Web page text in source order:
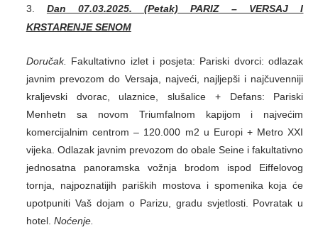
Dan 07.03.2025. (Petak) PARIZ – VERSAJ I
KRSTARENJE SENOM
Doručak. Fakultativno izlet i posjeta: Pariski dvorci: odlazak
javnim prevozom do Versaja, najveći, najljepši i najčuvenniji
kraljevski dvorac, ulaznice, slušalice + Defans: Pariski
Menhetn sa novom Triumfalnom kapijom i najvećim
komercijalnim centrom – 120.000 m2 u Europi + Metro XXI
vijeka. Odlazak javnim prevozom do obale Seine i fakultativno
jednosatna panoramska vožnja brodom ispod Eiffelovog
tornja, najpoznatijih pariških mostova i spomenika koja će
upotpuniti Vaš dojam o Parizu, gradu svjetlosti. Povratak u
hotel. Noćenje.